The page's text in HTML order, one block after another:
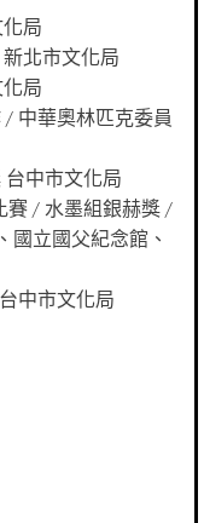
局
北市文化局
局
中華奧林匹克委員
中市文化局
賽 / 水墨組銀赫獎 /
國立國父紀念館、
中市文化局